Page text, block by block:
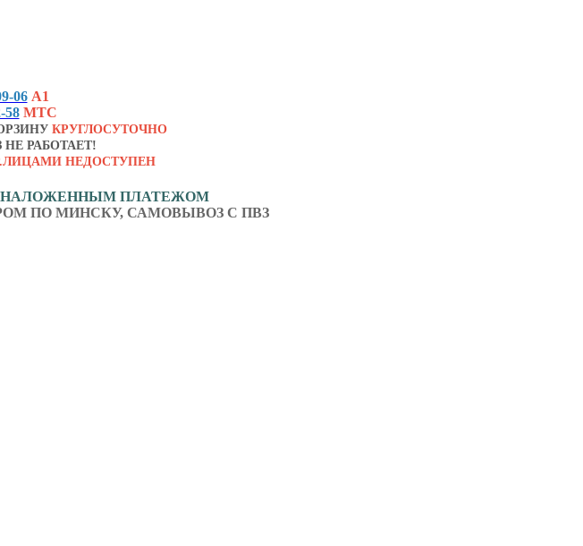
06 А1
58 МТС
КРУГЛОСУТОЧНО
НЕ РАБОТАЕТ!
НЕДОСТУПЕН
НАЛОЖЕННЫМ ПЛАТЕЖОМ
ПО МИНСКУ, САМОВЫВОЗ С ПВЗ